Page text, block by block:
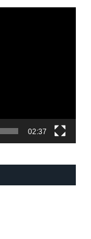
02:37